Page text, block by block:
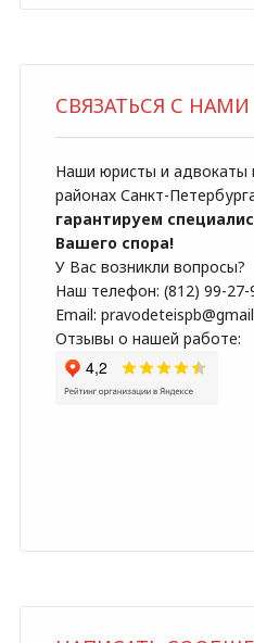
СВЯЗАТЬСЯ С НАМИ
Наши юристы и адвокаты
районах Санкт-
гарантируем
Вашего спора!
У Вас возникли вопросы?
Наш телефон: (812) 99-27-
Email:
Отзывы о нашей работе: